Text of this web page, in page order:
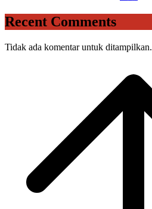
Recent Comments
Tidak ada komentar untuk ditampilkan.